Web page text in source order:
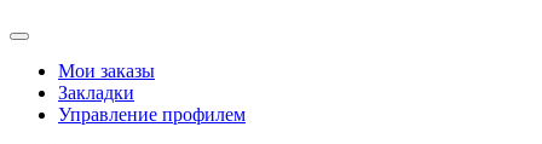
Мои заказы
Закладки
Управление профилем